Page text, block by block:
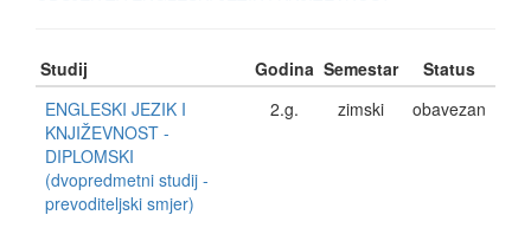
Studij Godina Semestar
Status
ENGLESKI JEZIK I
KNJIŽEVNOST -
DIPLOMSKI
(dvopredmetni studij -
prevoditeljski smjer)
2.g. zimski obavezan